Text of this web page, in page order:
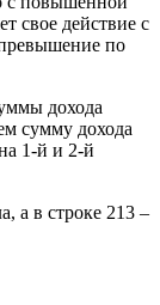
свое действие с
по
дохода
сумму дохода
1-й и 2-й
а в строке 213 –